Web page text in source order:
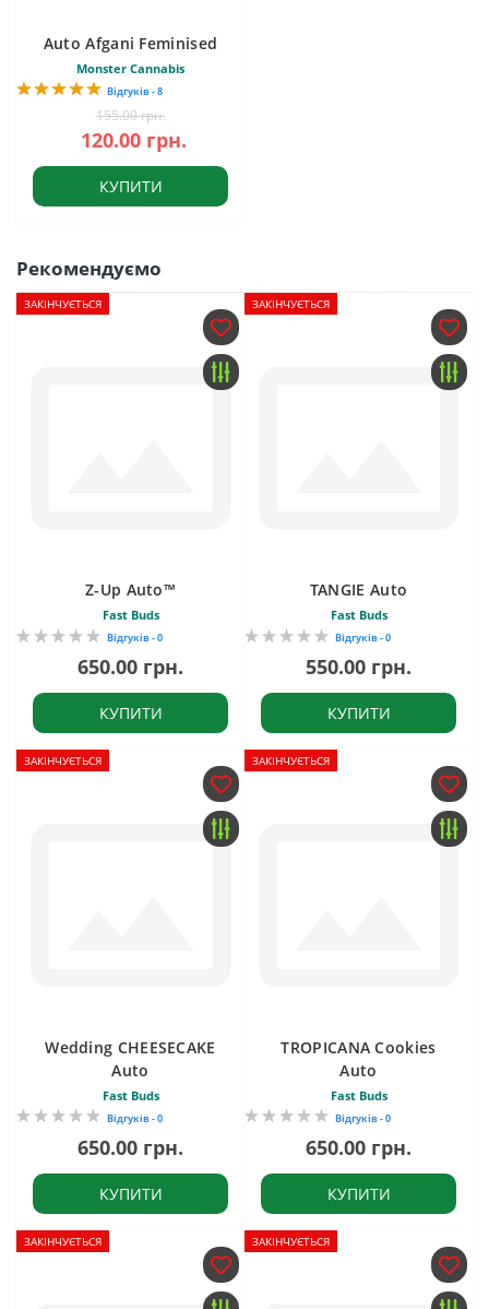
Auto Afgani Feminised
Monster Cannabis
Відгуків - 8
155.00 грн.
120.00 грн.
КУПИТИ
Рекомендуємо
ЗАКІНЧУЄТЬСЯ
Z-Up Auto™
Fast Buds
Відгуків - 0
650.00 грн.
КУПИТИ
ЗАКІНЧУЄТЬСЯ
TANGIE Auto
Fast Buds
Відгуків - 0
550.00 грн.
КУПИТИ
ЗАКІНЧУЄТЬСЯ
Wedding CHEESECAKE
Auto
Fast Buds
Відгуків - 0
650.00 грн.
КУПИТИ
ЗАКІНЧУЄТЬСЯ
TROPICANA Cookies
Auto
Fast Buds
Відгуків - 0
650.00 грн.
КУПИТИ
ЗАКІНЧУЄТЬСЯ ЗАКІНЧУЄТЬСЯ